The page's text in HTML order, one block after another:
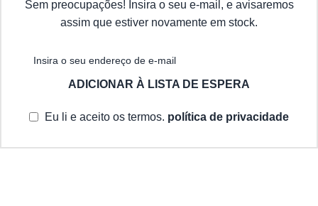
Sem preocupações! Insira o seu e-mail, e avisaremos
assim que estiver novamente em stock.
ADICIONAR À LISTA DE ESPERA
Eu li e aceito os termos. política de privacidade